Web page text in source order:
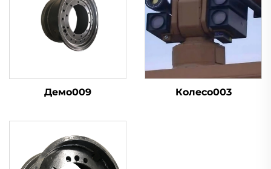
Демо009 Колесо003